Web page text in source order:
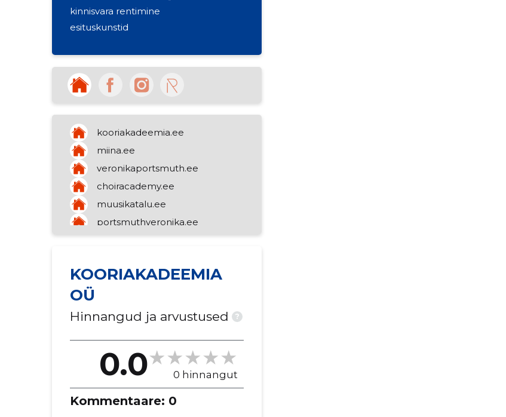
kinnisvara rentimine
esituskunstid
kooriakadeemia.ee
miina.ee
veronikaportsmuth.ee
choiracademy.ee
muusikatalu.ee
portsmuthveronika.ee
KOORIAKADEEMIA
OÜ
Hinnangud ja arvustused ?
0.0 0 hinnangut
Kommentaare: 0